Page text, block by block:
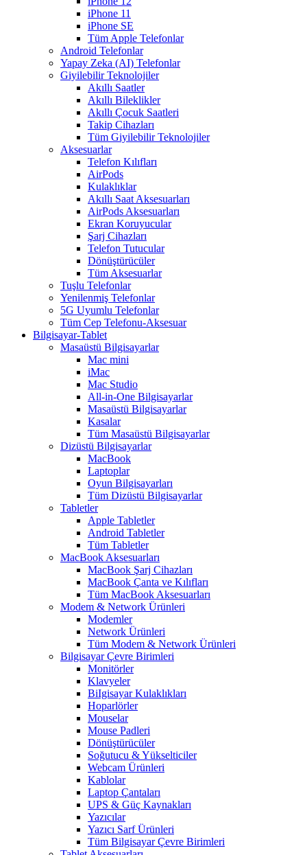
iPhone 11
iPhone SE
Tüm Apple Telefonlar
Android Telefonlar
Yapay Zeka (AI) Telefonlar
Giyilebilir Teknolojiler
Akıllı Saatler
Akıllı Bileklikler
Akıllı Çocuk Saatleri
Takip Cihazları
Tüm Giyilebilir Teknolojiler
Aksesuarlar
Telefon Kılıfları
AirPods
Kulaklıklar
Akıllı Saat Aksesuarları
AirPods Aksesuarları
Ekran Koruyucular
Şarj Cihazları
Telefon Tutucular
Dönüştürücüler
Tüm Aksesuarlar
Tuşlu Telefonlar
Yenilenmiş Telefonlar
5G Uyumlu Telefonlar
Tüm Cep Telefonu-Aksesuar
Bilgisayar-Tablet
Masaüstü Bilgisayarlar
Mac mini
iMac
Mac Studio
All-in-One Bilgisayarlar
Masaüstü Bilgisayarlar
Kasalar
Tüm Masaüstü Bilgisayarlar
Dizüstü Bilgisayarlar
MacBook
Laptoplar
Oyun Bilgisayarları
Tüm Dizüstü Bilgisayarlar
Tabletler
Apple Tabletler
Android Tabletler
Tüm Tabletler
MacBook Aksesuarları
MacBook Şarj Cihazları
MacBook Çanta ve Kılıfları
Tüm MacBook Aksesuarları
Modem & Network Ürünleri
Modemler
Network Ürünleri
Tüm Modem & Network Ürünleri
Bilgisayar Çevre Birimleri
Monitörler
Klavyeler
BiIgisayar Kulaklıkları
Hoparlörler
Mouselar
Mouse Padleri
Dönüştürücüler
Soğutucu & Yükselticiler
Webcam Ürünleri
Kablolar
Laptop Çantaları
UPS & Güç Kaynakları
Yazıcılar
Yazıcı Sarf Ürünleri
Tüm Bilgisayar Çevre Birimleri